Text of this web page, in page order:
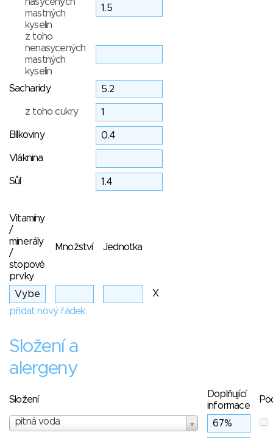
mastných
kyselin
z toho
nenasycených
mastných
kyselin
Sacharidy
z toho cukry
Bílkoviny
Vláknina
Sůl
Vitamíny
/
minerály
/
stopové
prvky
Množství Jednotka
X
přidat nový řádek
Složení a
alergeny
Složení
Doplňující
informace
pitná voda